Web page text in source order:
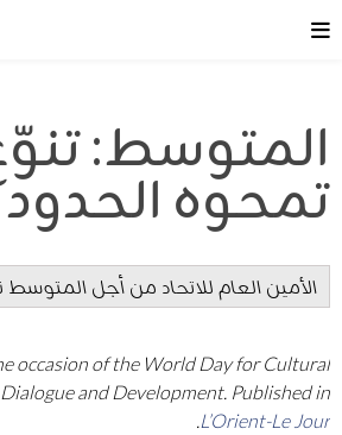
المتوسط:
تمحوه الحدود
الأمين العام للاتحاد من أجل
occasion of the World Day for Cultural
and Development. Published in
L’Orient-Le Jour
.